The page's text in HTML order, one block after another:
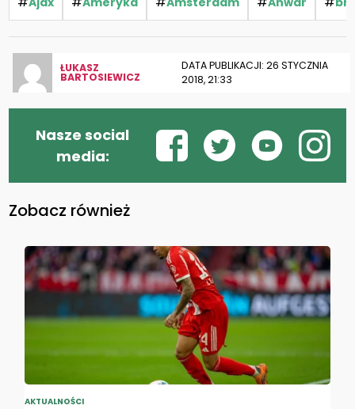
ŁUKASZ
BARTOSIEWICZ
DATA PUBLIKACJI: 26 STYCZNIA
2018, 21:33
Nasze social
media:
Zobacz również
AKTUALNOŚCI